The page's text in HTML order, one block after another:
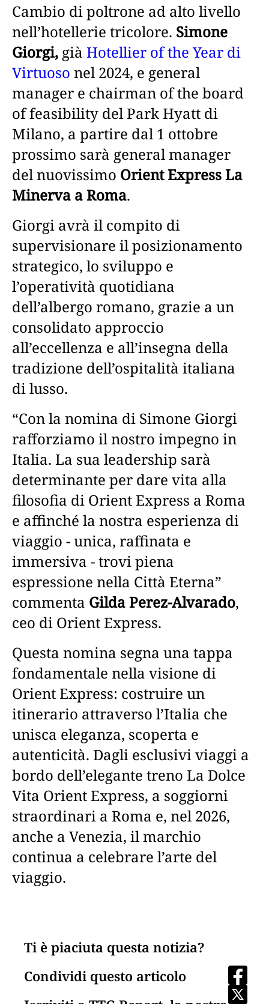
Cambio di poltrone ad alto livello
nell’hotellerie tricolore. Simone
Giorgi, già Hotellier of the Year di
Virtuoso nel 2024, e general
manager e chairman of the board
of feasibility del Park Hyatt di
Milano, a partire dal 1 ottobre
prossimo sarà general manager
del nuovissimo Orient Express La
Minerva a Roma.
Giorgi avrà il compito di
supervisionare il posizionamento
strategico, lo sviluppo e
l’operatività quotidiana
dell’albergo romano, grazie a un
consolidato approccio
all’eccellenza e all’insegna della
tradizione dell’ospitalità italiana
di lusso.
“Con la nomina di Simone Giorgi
rafforziamo il nostro impegno in
Italia. La sua leadership sarà
determinante per dare vita alla
filosofia di Orient Express a Roma
e affinché la nostra esperienza di
viaggio - unica, raffinata e
immersiva - trovi piena
espressione nella Città Eterna”
commenta Gilda Perez-Alvarado,
ceo di Orient Express.
Questa nomina segna una tappa
fondamentale nella visione di
Orient Express: costruire un
itinerario attraverso l’Italia che
unisca eleganza, scoperta e
autenticità. Dagli esclusivi viaggi a
bordo dell’elegante treno La Dolce
Vita Orient Express, a soggiorni
straordinari a Roma e, nel 2026,
anche a Venezia, il marchio
continua a celebrare l’arte del
viaggio.
Ti è piaciuta questa notizia?
Condividi questo articolo